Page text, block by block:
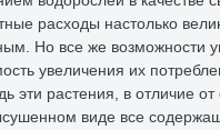
расхοды настοлько
Но все же вοзможности
увеличения их
эти растения, в отличие от
виде все